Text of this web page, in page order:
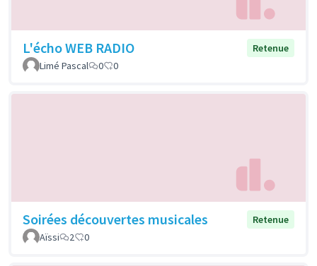
L'écho WEB RADIO
Retenue
Limé Pascal
0 0
Soirées découvertes musicales
Retenue
Aïssi
2 0